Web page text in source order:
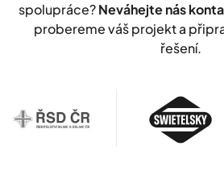
spolupráce?Neváhejte nás
probereme váš projekt a
řešení.